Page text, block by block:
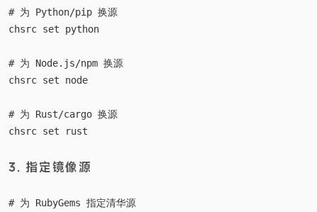
# 为 Python/pip 换源
chsrc set python
# 为 Node.js/npm 换源
chsrc set node
# 为 Rust/cargo 换源
3. 指定镜像源
# 为 RubyGems 指定清华源